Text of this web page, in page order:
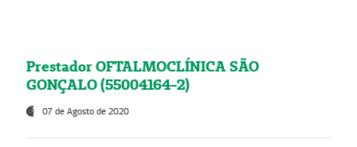
Prestador OFTALMOCLÍNICA SÃO
GONÇALO (55004164-2)
07 de Agosto de 2020